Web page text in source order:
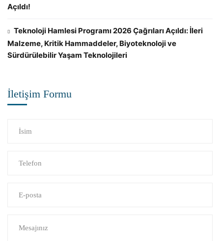
Açıldı!
Teknoloji Hamlesi Programı 2026 Çağrıları Açıldı: İleri
Malzeme, Kritik Hammaddeler, Biyoteknoloji ve
Sürdürülebilir Yaşam Teknolojileri
İletişim Formu